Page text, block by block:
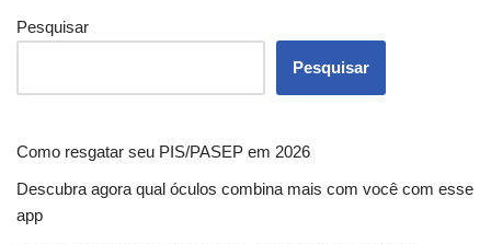
Pesquisar
Pesquisar
Como resgatar seu PIS/PASEP em 2026
Descubra agora qual óculos combina mais com você com esse
app